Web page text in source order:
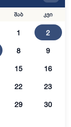
შაბ კვი
1 2
8 9
15 16
22 23
29 30